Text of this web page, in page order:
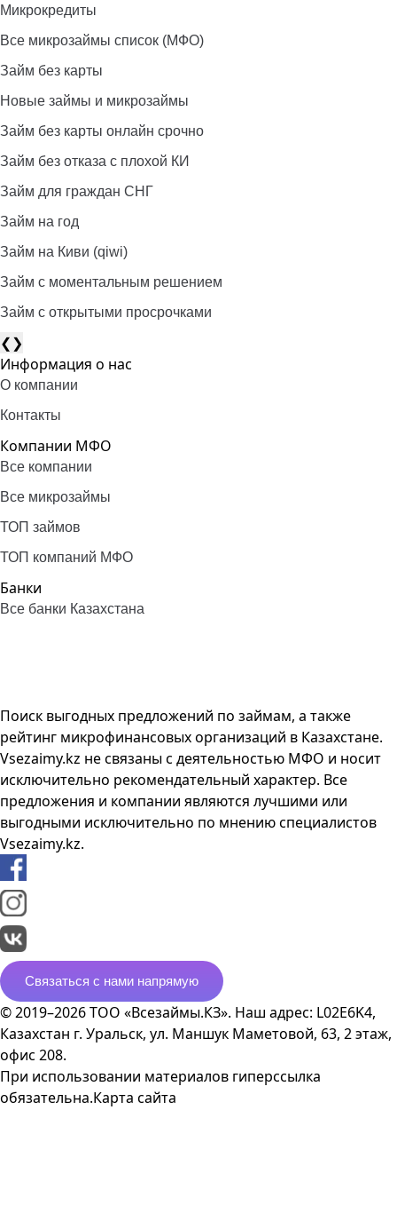
Микрокредиты
Все микрозаймы список (МФО)
Займ без карты
Новые займы и микрозаймы
Займ без карты онлайн срочно
Займ без отказа с плохой КИ
Займ для граждан СНГ
Займ на год
Займ на Киви (qiwi)
Займ c моментальным решением
Займ с открытыми просрочками
❮❯
Информация о нас
О компании
Контакты
Компании МФО
Все компании
Все микрозаймы
ТОП займов
ТОП компаний МФО
Банки
Все банки Казахстана
Поиск выгодных предложений по займам, а также
рейтинг микрофинансовых организаций в Казахстане.
Vsezaimy.kz не связаны с деятельностью МФО и носит
исключительно рекомендательный характер. Все
предложения и компании являются лучшими или
выгодными исключительно по мнению специалистов
Vsezaimy.kz.
Связаться с нами напрямую
© 2019–2026 ТОО «Всезаймы.КЗ». Наш адрес: L02E6K4,
Казахстан г. Уральск, ул. Маншук Маметовой, 63, 2 этаж,
офис 208.
При использовании материалов гиперссылка
обязательна.Карта сайта